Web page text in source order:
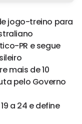
jogo-treino para
PR e segue
mais de 10
pelo Governo
a 24 e define